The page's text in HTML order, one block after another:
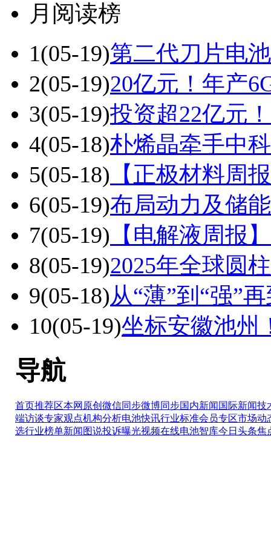
月阅读榜
1(05-19)第二代刀片电
2(05-19)20亿元！年产
3(05-19)投资超22亿元
4(05-18)朴烯晶牵手中
5(05-18) 【正极材料周
6(05-19)布局动力及储
7(05-19) 【电解液周报
8(05-19)2025年全球圆
9(05-18)从“薄”到“强”
10(05-19)坐标安徽池州
导航
首页推荐区本网原创 微信同步微博同步国内新闻 国际新闻技
端访谈专家观点机构分析电池快讯行业标准会员专区市场动
选行业榜单新闻图说投诉曝光视频在线电池智库今日头条焦